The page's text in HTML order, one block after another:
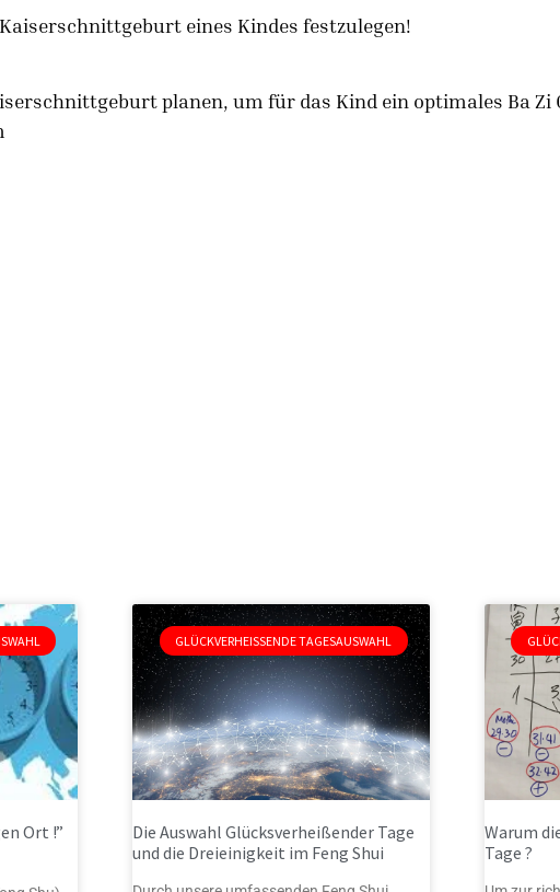
eines Kindes festzulegen!
planen, um für das Kind ein optimales Ba Zi
Ort !”
GLÜCKVERHEISSENDE TAGESAUSWAHL
Die Auswahl Glücksverheißender Tage
und die Dreieinigkeit im Feng Shui
Warum
Tage ?